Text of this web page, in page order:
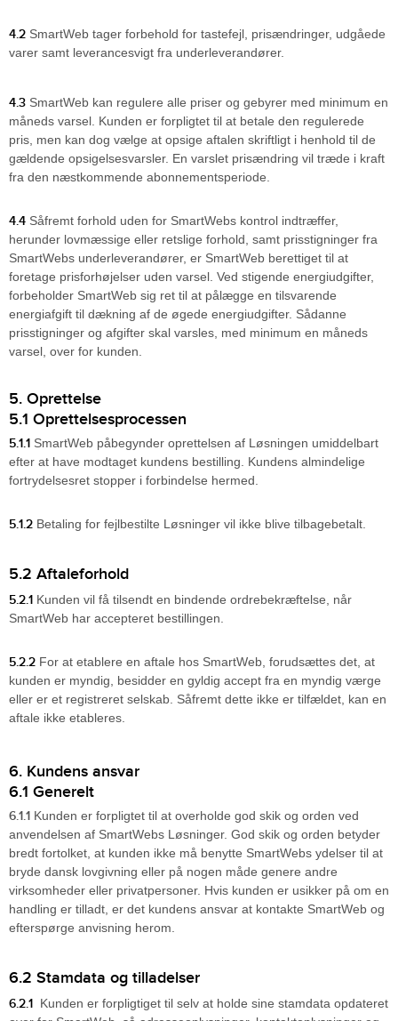
4.2 SmartWeb tager forbehold for tastefejl, prisændringer, udgåede
varer samt leverancesvigt fra underleverandører.
4.3 SmartWeb kan regulere alle priser og gebyrer med minimum en
måneds varsel. Kunden er forpligtet til at betale den regulerede
pris, men kan dog vælge at opsige aftalen skriftligt i henhold til de
gældende opsigelsesvarsler. En varslet prisændring vil træde i kraft
fra den næstkommende abonnementsperiode.
4.4 Såfremt forhold uden for SmartWebs kontrol indtræffer,
herunder lovmæssige eller retslige forhold, samt prisstigninger fra
SmartWebs underleverandører, er SmartWeb berettiget til at
foretage prisforhøjelser uden varsel. Ved stigende energiudgifter,
forbeholder SmartWeb sig ret til at pålægge en tilsvarende
energiafgift til dækning af de øgede energiudgifter. Sådanne
prisstigninger og afgifter skal varsles, med minimum en måneds
varsel, over for kunden.
5. Oprettelse
5.1 Oprettelsesprocessen
5.1.1 SmartWeb påbegynder oprettelsen af Løsningen umiddelbart
efter at have modtaget kundens bestilling. Kundens almindelige
fortrydelsesret stopper i forbindelse hermed.
5.1.2 Betaling for fejlbestilte Løsninger vil ikke blive tilbagebetalt.
5.2 Aftaleforhold
5.2.1 Kunden vil få tilsendt en bindende ordrebekræftelse, når
SmartWeb har accepteret bestillingen.
5.2.2 For at etablere en aftale hos SmartWeb, forudsættes det, at
kunden er myndig, besidder en gyldig accept fra en myndig værge
eller er et registreret selskab. Såfremt dette ikke er tilfældet, kan en
aftale ikke etableres.
6. Kundens ansvar
6.1 Generelt
6.1.1 Kunden er forpligtet til at overholde god skik og orden ved
anvendelsen af SmartWebs Løsninger. God skik og orden betyder
bredt fortolket, at kunden ikke må benytte SmartWebs ydelser til at
bryde dansk lovgivning eller på nogen måde genere andre
virksomheder eller privatpersoner. Hvis kunden er usikker på om en
handling er tilladt, er det kundens ansvar at kontakte SmartWeb og
efterspørge anvisning herom.
6.2 Stamdata og tilladelser
6.2.1 Kunden er forpligtiget til selv at holde sine stamdata opdateret